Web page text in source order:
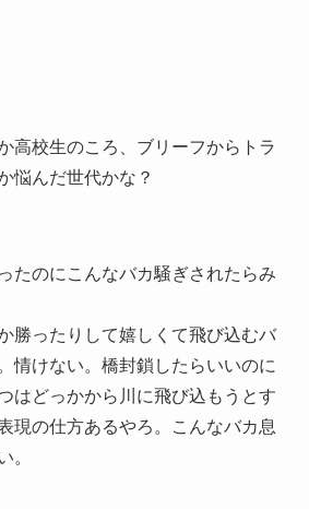
高校生のころ、ブリーフからトラ
悩んだ世代かな？
たのにこんなバカ騒ぎされたらみ
勝ったりして嬉しくて飛び込むバ
情けない。橋封鎖したらいいのに
はどっかから川に飛び込もうとす
現の仕方あるやろ。こんなバカ息
。